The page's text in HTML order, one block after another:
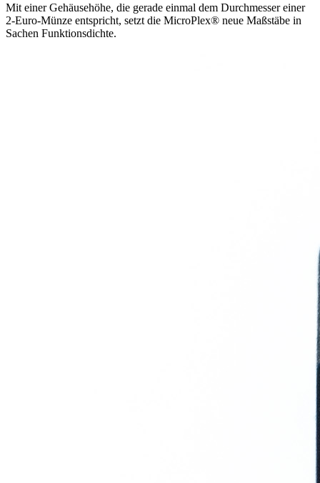
Mit einer Gehäusehöhe, die gerade einmal dem Durchmesser einer
2-Euro-Münze entspricht, setzt die MicroPlex® neue Maßstäbe in
Sachen Funktionsdichte.